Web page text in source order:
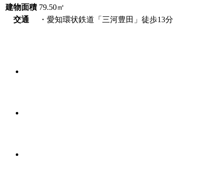
建物面積 79.50㎡
交通
・愛知環状鉄道「三河豊田」徒歩13分